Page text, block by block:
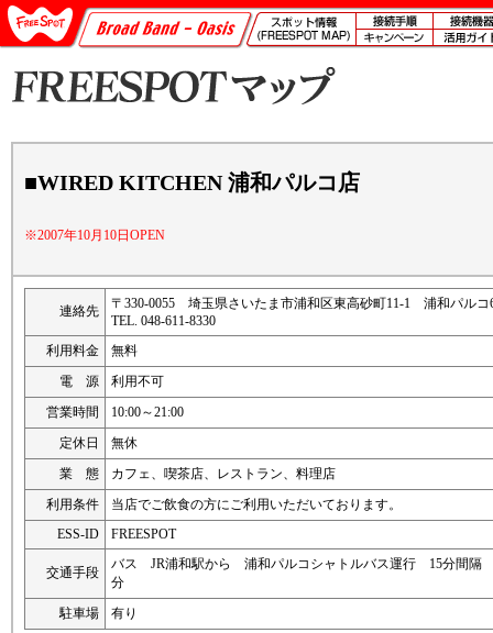
■WIRED KITCHEN 浦和パルコ店
※2007年10月10日OPEN
連絡先
〒330-0055 埼玉県さいたま市浦和区東高砂町11-1 浦和パルコ
TEL. 048-611-8330
利用料金
無料
電 源
利用不可
営業時間
10:00～21:00
定休日
無休
業 態
カフェ、喫茶店、レストラン、料理店
利用条件
当店でご飲食の方にご利用いただいております。
ESS-ID
FREESPOT
交通手段
バス JR浦和駅から 浦和パルコシャトルバス運行 15分間隔
分
駐車場
有り